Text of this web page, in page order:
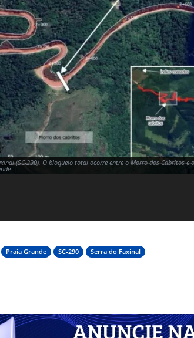
(SC-290). O bloqueio total ocorre entre o Morro dos Cabritos
Praia Grande SC-290 Serra do Faxinal